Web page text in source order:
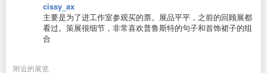
cissy_ax
主要是为了进工作室参观买的票。展品平平，之前的回顾展都
看过。策展很细节，非常喜欢普鲁斯特的句子和首饰裙子的组
合
附近的展览